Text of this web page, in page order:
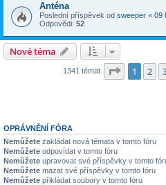
Anténa
Poslední příspěvek od sweeper « 09
Odpovědi: 52
Nové téma
1341 témat Stránka
1 2
OPRÁVNĚNÍ FÓRA
Nemůžete zakládat nová témata v tomto fóru
Nemůžete odpovídat v tomto fóru
Nemůžete upravovat své příspěvky v tomto
Nemůžete mazat své příspěvky v tomto fóru
Nemůžete přikládat soubory v tomto fóru